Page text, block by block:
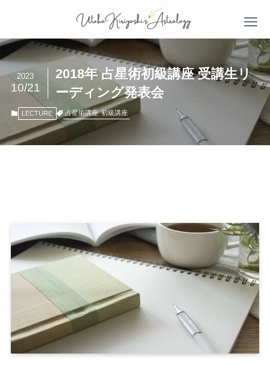
2018年 占星術初級講座 受講生リ
ーディング発表会
2023
10/21
LECTURE 占星術講座 初級講座